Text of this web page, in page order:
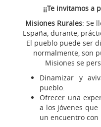
¡¡Te invitamos a
Misiones Rurales: Se
España, durante,
El pueblo puede ser
normalmente, son
Misiones se
Dinamizar y
pueblo.
Ofrecer una
a los jóvenes
un encuentro con